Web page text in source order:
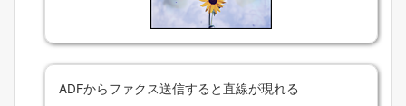
ADFからファクス送信すると直線が現れる